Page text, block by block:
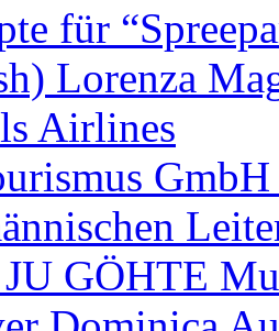
für
Lorenza
Airlines
GÖHTE